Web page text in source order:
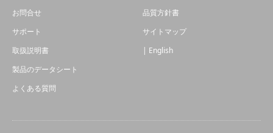
お問合せ
サポート
取扱説明書
製品のデータシート
よくある質問
品質方針書
サイトマップ
| English